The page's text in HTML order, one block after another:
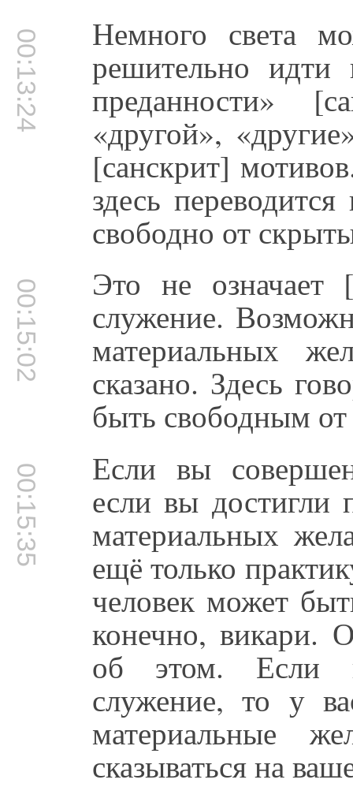
00:13:24 Немного света
решительно
преданности»
«другой»,
[санскрит]
здесь
свободно от
00:15:02 Это не означает
служение.
материальных
сказано. Здесь
быть свободным
00:15:35 Если вы
если вы достигли
материальных
ещё только
человек может
конечно, викари.
об этом. Если
служение, то у
материальные
сказываться на